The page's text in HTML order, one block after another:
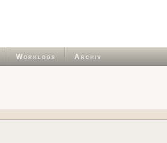
Worklogs Archiv